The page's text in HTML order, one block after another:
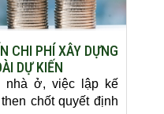
CHI PHÍ XÂY DỰNG
DỰ KIẾN
nhà ở, việc lập kế
chốt quyết định